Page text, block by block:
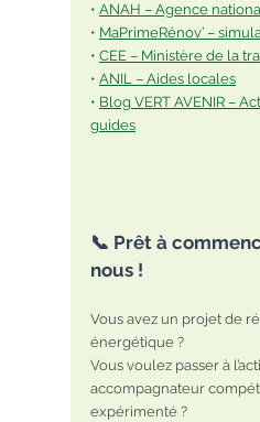
• ANAH – Agence
• MaPrimeRénov’ –
• CEE – Ministère de la
• ANIL – Aides locales
• Blog VERT AVENIR –
guides
📞 Prêt à
nous !
Vous avez un projet de
énergétique ?
Vous voulez passer à
accompagnateur
expérimenté ?